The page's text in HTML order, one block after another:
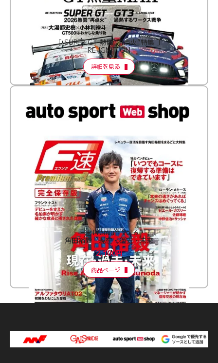
［ SUPER GT 熱闘“再点火”特集 ］
RE:IGNITION
詳細を見る
F速 Premium Vol.3
角田裕毅 現在・過去・未来
2,100円
商品ページ